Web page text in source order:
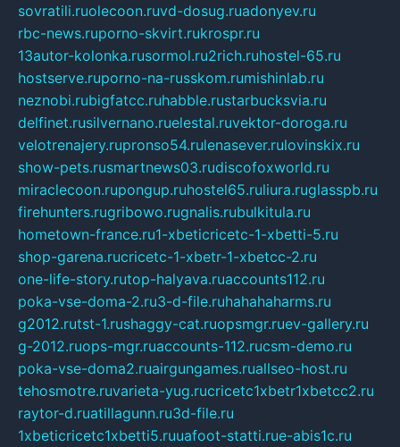
sovratili.ruolecoon.ruvd-dosug.ruadonyev.ru
rbc-news.ruporno-skvirt.rukrospr.ru
13autor-kolonka.rusormol.ru2rich.ruhostel-65.ru
hostserve.ruporno-na-russkom.rumishinlab.ru
neznobi.rubigfatcc.ruhabble.rustarbucksvia.ru
delfinet.rusilvernano.ruelestal.ruvektor-doroga.ru
velotrenajery.rupronso54.rulenasever.rulovinskix.ru
show-pets.rusmartnews03.rudiscofoxworld.ru
miraclecoon.rupongup.ruhostel65.ruliura.ruglasspb.ru
firehunters.rugribowo.rugnalis.rubulkitula.ru
hometown-france.ru1-xbeticricetc-1-xbetti-5.ru
shop-garena.rucricetc-1-xbetr-1-xbetcc-2.ru
one-life-story.rutop-halyava.ruaccounts112.ru
poka-vse-doma-2.ru3-d-file.ruhahahaharms.ru
g2012.rutst-1.rushaggy-cat.ruopsmgr.ruev-gallery.ru
g-2012.ruops-mgr.ruaccounts-112.rucsm-demo.ru
poka-vse-doma2.ruairgungames.ruallseo-host.ru
tehosmotre.ruvarieta-yug.rucricetc1xbetr1xbetcc2.ru
raytor-d.ruatillagunn.ru3d-file.ru
1xbeticricetc1xbetti5.ruuafoot-statti.rue-abis1c.ru